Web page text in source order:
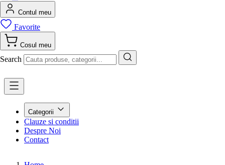
Contul meu
Favorite
Cosul meu
Search
Categorii
Clauze si conditii
Despre Noi
Contact